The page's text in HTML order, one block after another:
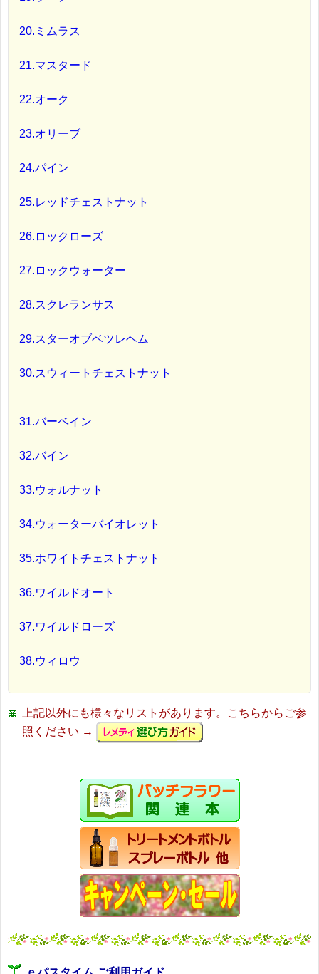
20.ミムラス
21.マスタード
22.オーク
23.オリーブ
24.パイン
25.レッドチェストナット
26.ロックローズ
27.ロックウォーター
28.スクレランサス
29.スターオブベツレヘム
30.スウィートチェストナット
31.バーベイン
32.バイン
33.ウォルナット
34.ウォーターバイオレット
35.ホワイトチェストナット
36.ワイルドオート
37.ワイルドローズ
38.ウィロウ
上記以外にも様々なリストがあります。こちらからご参
照ください →